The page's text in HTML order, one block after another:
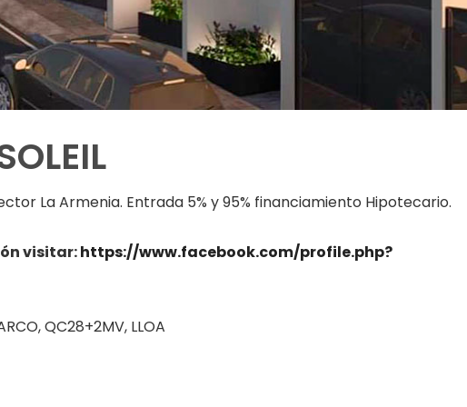
La Armenia. Entrada 5% y 95% financiamiento Hipotecario.
visitar:https://www.facebook.com/profile.php?
QC28+2MV, LLOA